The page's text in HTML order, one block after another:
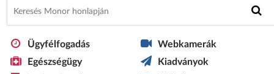
Ügyfélfogadás
Egészségügy
Webkamerák
Kiadványok